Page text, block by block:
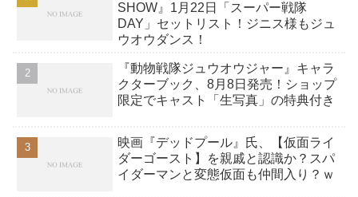
SHOW』1月22日「スーパー戦隊
DAY」セットリスト！ジニス様もジュ
ウオウダンス！
『動物戦隊ジュウオウジャー』キャラ
クターブック、8月8日発売！ショップ
限定でキャスト「生写真」の特典付き
映画『デッドプール』氏、【仮面ライ
ダーゴースト】を親戚と認識か？スパ
イダーマンと変態仮面も仲間入り？ｗ